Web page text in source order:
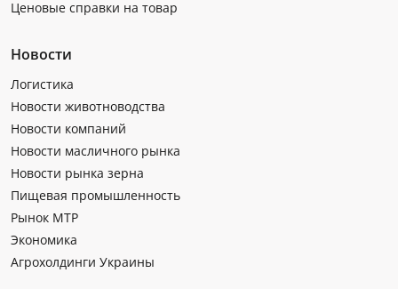
Ценовые справки на товар
Новости
Логистика
Новости животноводства
Новости компаний
Новости масличного рынка
Новости рынка зерна
Пищевая промышленность
Рынок МТР
Экономика
Агрохолдинги Украины